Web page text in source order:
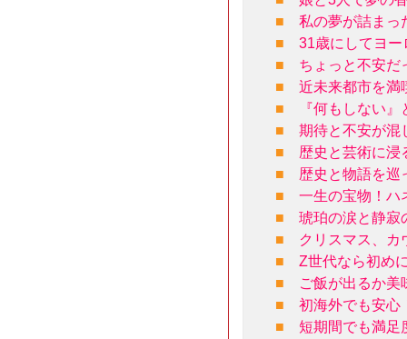
■
私の夢が詰まっ
■
31歳にしてヨー
■
ちょっと不安だ
■
近未来都市を満
■
『何もしない
■
期待と不安が混
■
歴史と芸術に浸
■
歴史と物語を巡
■
一生の宝物！ハ
■
琥珀の涙と静寂
■
クリスマス、カ
■
Z世代なら初め
■
ご飯が出るか美
■
初海外でも安心
■
短期間でも満足